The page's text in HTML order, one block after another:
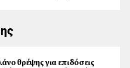
θρέψης για επιδόσεις